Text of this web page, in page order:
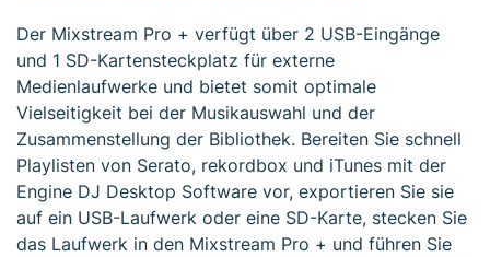
Der Mixstream Pro + verfügt über 2 USB-Eingänge
und 1 SD-Kartensteckplatz für externe
Medienlaufwerke und bietet somit optimale
Vielseitigkeit bei der Musikauswahl und der
Zusammenstellung der Bibliothek. Bereiten Sie schnell
Playlisten von Serato, rekordbox und iTunes mit der
Engine DJ Desktop Software vor, exportieren Sie sie
auf ein USB-Laufwerk oder eine SD-Karte, stecken Sie
das Laufwerk in den Mixstream Pro + und führen Sie